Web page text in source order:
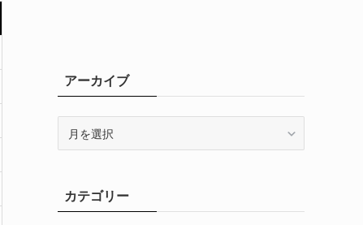
アーカイブ
ブカテゴリー